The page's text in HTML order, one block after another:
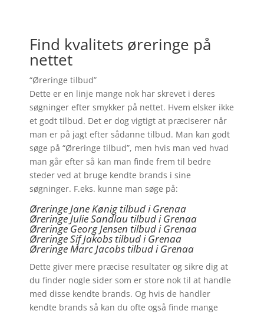
Find kvalitets øreringe på
nettet
“Øreringe tilbud”
Dette er en linje mange nok har skrevet i deres
søgninger efter smykker på nettet. Hvem elsker ikke
et godt tilbud. Det er dog vigtigt at præciserer når
man er på jagt efter sådanne tilbud. Man kan godt
søge på “Øreringe tilbud”, men hvis man ved hvad
man går efter så kan man finde frem til bedre
steder ved at bruge kendte brands i sine
søgninger. F.eks. kunne man søge på:
Øreringe Jane Kønig tilbud i Grenaa
Øreringe Julie Sandlau tilbud i Grenaa
Øreringe Georg Jensen tilbud i Grenaa
ØreringeSif Jakobs tilbud i Grenaa
Øreringe Marc Jacobs tilbud i Grenaa
Dette giver mere præcise resultater og sikre dig at
du finder nogle sider som er store nok til at handle
med disse kendte brands. Og hvis de handler
kendte brands så kan du ofte også finde mange